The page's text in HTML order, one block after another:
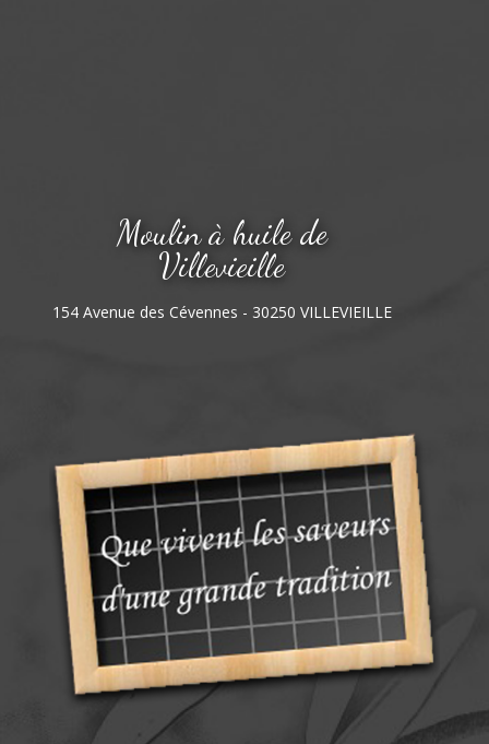
Moulin à huile de
Villevieille
154 Avenue des Cévennes - 30250 VILLEVIEILLE